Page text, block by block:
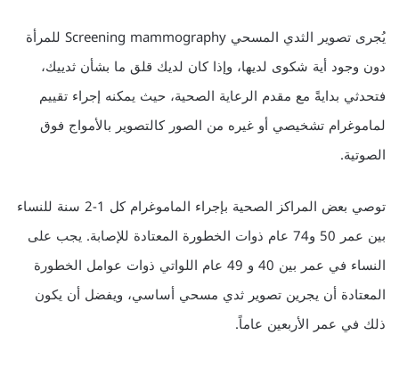
يُجرى تصوير الثدي المسحي Screening mammography للمرأة
دون وجود أية شكوى لديها، وإذا كان لديك قلق ما بشأن ثدييك،
فتحدثي بدايةً مع مقدم الرعاية الصحية، حيث يمكنه إجراء تقييم
لماموغرام تشخيصي أو غيره من الصور كالتصوير بالأمواج فوق
الصوتية.
توصي بعض المراكز الصحية بإجراء الماموغرام كل 1-2 سنة للنساء
بين عمر 50 و74 عام ذوات الخطورة المعتادة للإصابة. يجب على
النساء في عمر بين 40 و 49 عام اللواتي ذوات عوامل الخطورة
المعتادة أن يجرين تصوير ثدي مسحي أساسي، ويفضل أن يكون
ذلك في عمر الأربعين عاماً.